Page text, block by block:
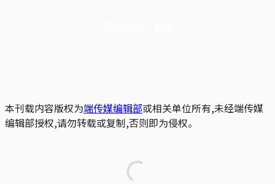
本刊载内容版权为端传媒编辑部或相关单位所有,未经端传媒
编辑部授权,请勿转载或复制,否则即为侵权。